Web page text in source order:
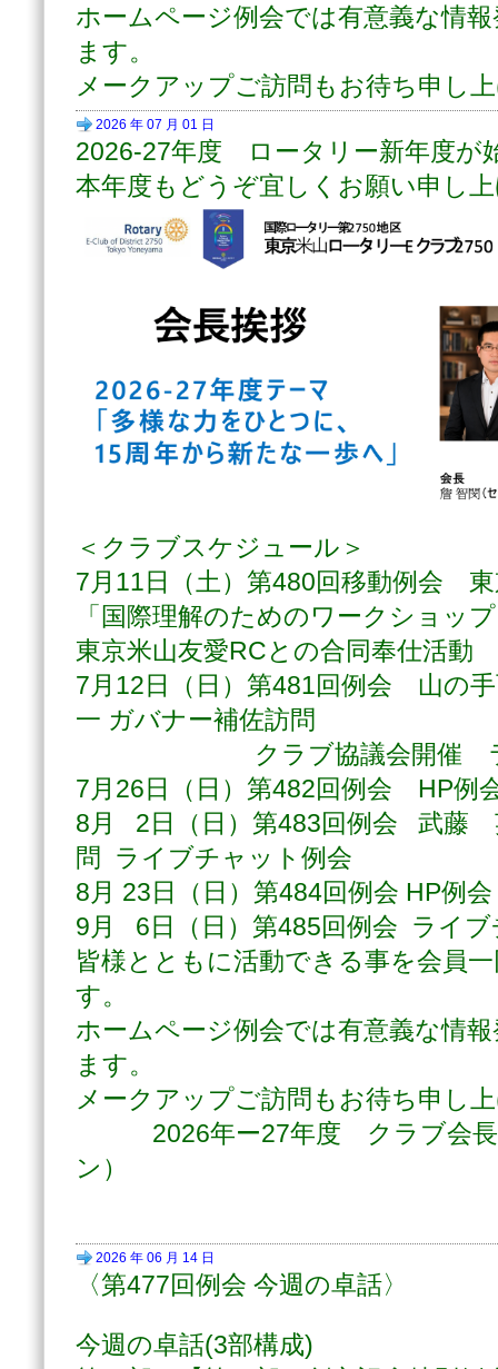
ホームページ例会では有意義な情
ます。
メークアップご訪問もお待ち申し
2026 年 07 月 01 日
2026-27年度 ロータリー新年度が
本年度もどうぞ宜しくお願い申し
＜クラブスケジュール＞
7月11日（土）第480回移動例会
「国際理解のためのワークショッ
東京米山友愛RCとの合同奉仕活動
7月12日（日）第481回例会 山の
一 ガバナー補佐訪問
クラブ協議会開催 ライ
7月26日（日）第482回例会 HP例
8月 2日（日）第483回例会 武藤
問 ライブチャット例会
8月 23日（日）第484回例会 HP例会
9月 6日（日）第485回例会 ライブ
皆様とともに活動できる事を会員
す。
ホームページ例会では有意義な情
ます。
メークアップご訪問もお待ち申し
2026年ー27年度 クラブ会長
ン）
2026 年 06 月 14 日
〈第477回例会 今週の卓話〉
今週の卓話(3部構成)